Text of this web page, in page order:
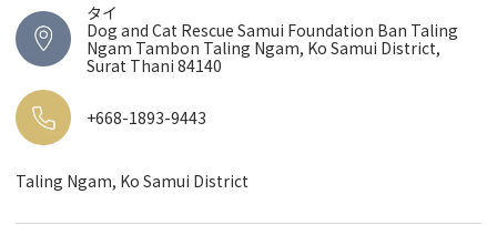
タイ
Dog and Cat Rescue Samui Foundation Ban Taling
Ngam Tambon Taling Ngam, Ko Samui District,
Surat Thani 84140
+668-1893-9443
Taling Ngam, Ko Samui District